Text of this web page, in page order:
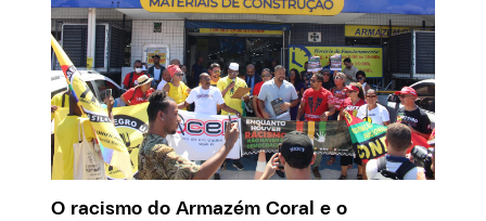
O racismo do Armazém Coral e o